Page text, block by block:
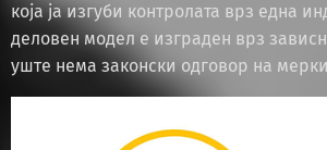
која ја изгуби контролата врз една
деловен модел е изграден врз
уште нема законски одговор на